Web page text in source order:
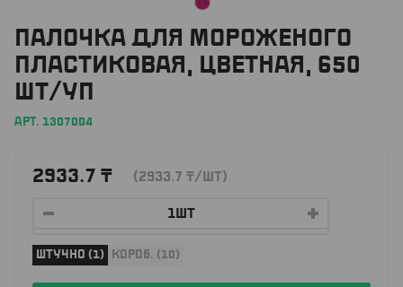
ПАЛОЧКА ДЛЯ МОРОЖЕНОГО
ПЛАСТИКОВАЯ, ЦВЕТНАЯ, 650
ШТ/УП
АРТ. 1307004
2933.7 ₸ (2933.7 ₸/ШТ)
ШТУЧНО (1) КОРОБ. (10)